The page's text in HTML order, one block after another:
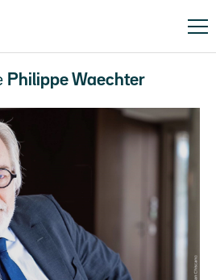
Philippe Waechter